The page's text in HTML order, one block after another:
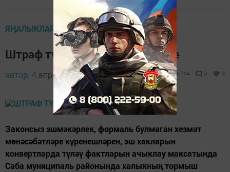
ЯҢАЛЫКЛАР
Штраф түләнде, килешү төзелде
автор, 4 апрель 2015 - 03:27 704 0 0
Законсыз эшмәкәрлек, формаль бул­маган хезмәт
мөнәсәбәтләре кү­ренешләрен, эш хакларын
конвертларда түләү фактларын ачык­лау максатында
Саба муниципаль районында халыкның тормыш